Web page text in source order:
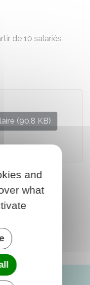
de 10 salariés
(90.8 KB)
and
what